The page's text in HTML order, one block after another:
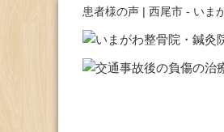
患者様の声 | 西尾市 - いま